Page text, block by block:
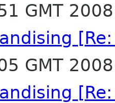
GMT 2008
GMT 2008